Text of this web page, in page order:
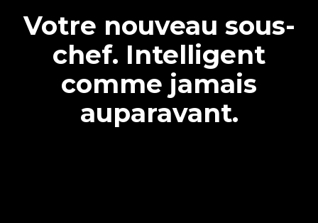
Votre nouveau sous-
chef. Intelligent
comme jamais
auparavant.